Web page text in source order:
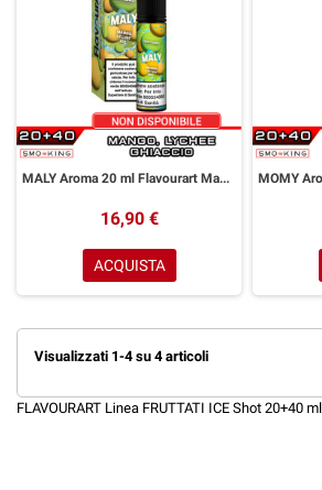
MALY Aroma 20 ml Flavourart Mango Litchi
16,90 €
ACQUISTA
Visualizzati 1-4 su 4 articoli
FLAVOURART Linea FRUTTATI ICE Shot 20+40 ml